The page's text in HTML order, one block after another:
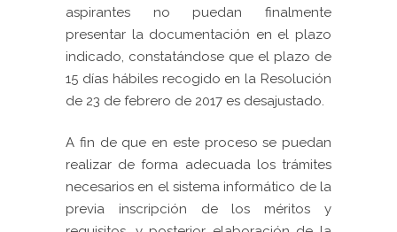
aspirantes no puedan finalmente
presentar la documentación en el plazo
indicado, constatándose que el plazo de
15 días hábiles recogido en la Resolución
de 23 de febrero de 2017 es desajustado.
A fin de que en este proceso se puedan
realizar de forma adecuada los trámites
necesarios en el sistema informático de la
previa inscripción de los méritos y